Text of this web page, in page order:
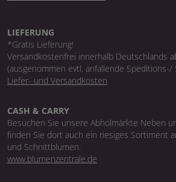
LIEFERUNG
*Gratis Lieferung!
Versandkostenfrei innerhalb Deutschlands
(ausgenommen evtl. anfallende Speditions-/
Liefer- und Versandkosten
CASH & CARRY
Besuchen Sie unsere Abholmärkte Neben
finden Sie dort auch ein riesiges Sortiment
und Schnittblumen.
www.blumenzentrale.de